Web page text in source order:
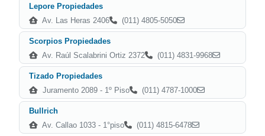
Lepore Propiedades
Av. Las Heras 2406
(011) 4805-5050
Scorpios Propiedades
Av. Raúl Scalabrini Ortiz 2372
(011) 4831-9968
Tizado Propiedades
Juramento 2089 - 1º Piso
(011) 4787-1000
Bullrich
Av. Callao 1033 - 1°piso
(011) 4815-6478